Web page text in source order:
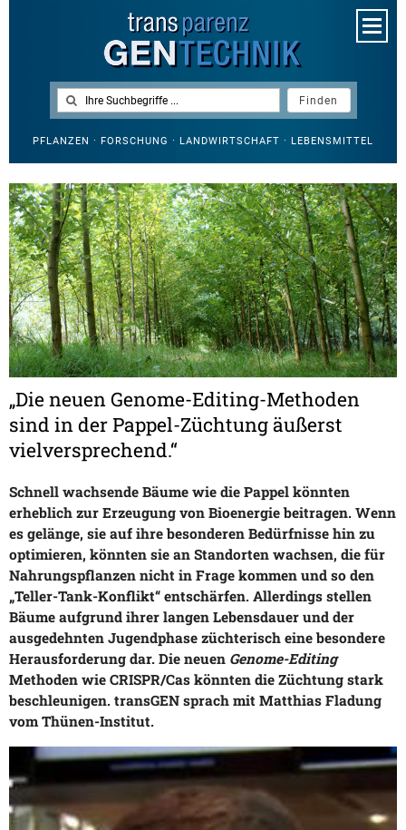
PFLANZEN · FORSCHUNG · LANDWIRTSCHAFT · LEBENSMITTEL
„Die neuen Genome-Editing-Methoden
sind in der Pappel-Züchtung äußerst
vielversprechend.“
Schnell wachsende Bäume wie die Pappel könnten
erheblich zur Erzeugung von Bioenergie beitragen. Wenn
es gelänge, sie auf ihre besonderen Bedürfnisse hin zu
optimieren, könnten sie an Standorten wachsen, die für
Nahrungspflanzen nicht in Frage kommen und so den
„Teller-Tank-Konflikt“ entschärfen. Allerdings stellen
Bäume aufgrund ihrer langen Lebensdauer und der
ausgedehnten Jugendphase züchterisch eine besondere
Herausforderung dar. Die neuen Genome-Editing
Methoden wie CRISPR/Cas könnten die Züchtung stark
beschleunigen. transGEN sprach mit Matthias Fladung
vom Thünen-Institut.